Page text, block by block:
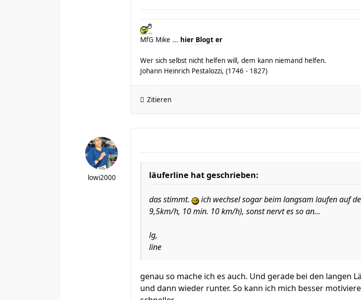
MfG Mike ... hier Blogt er
Wer sich selbst nicht helfen will, dem kann niemand helfen.
Johann Heinrich Pestalozzi, (1746 - 1827)
Zitieren
lowi2000 läuferline hat geschrieben:
das stimmt.
ich wechsel sogar beim langsam laufen auf
9,5km/h, 10 min. 10 km/h), sonst nervt es so an...
lg,
line
genau so mache ich es auch. Und gerade bei den
und dann wieder runter. So kann ich mich besser